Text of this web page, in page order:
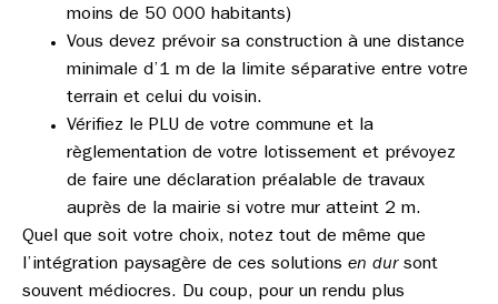
moins de 50 000 habitants)
Vous devez prévoir sa construction à une distance
minimale d’1 m de la limite séparative entre votre
terrain et celui du voisin.
Vérifiez le PLU de votre commune et la
règlementation de votre lotissement et prévoyez
de faire une déclaration préalable de travaux
auprès de la mairie si votre mur atteint 2 m.
Quel que soit votre choix, notez tout de même que
l’intégration paysagère de ces solutions en dursont
souvent médiocres. Du coup, pour un rendu plus